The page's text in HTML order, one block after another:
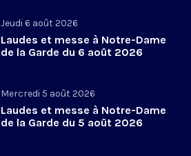
Jeudi 6 août 2026
Laudes et messe à Notre-Dame
de la Garde du 6 août 2026
Mercredi 5 août 2026
Laudes et messe à Notre-Dame
de la Garde du 5 août 2026